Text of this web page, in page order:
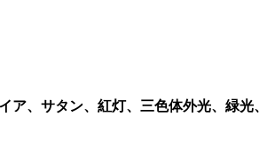
、サタン、紅灯、三色体外光、緑光、